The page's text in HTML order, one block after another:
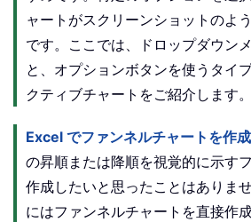
ャートがスクリーンショットのよ
です。ここでは、ドロップダウン
と、オプションボタンを使うタイ
クティブチャートをご紹介します。
Excel でファンネルチャートを作
の昇順または降順を視覚的に示す
作成したいと思ったことはありま
にはファンネルチャートを直接作